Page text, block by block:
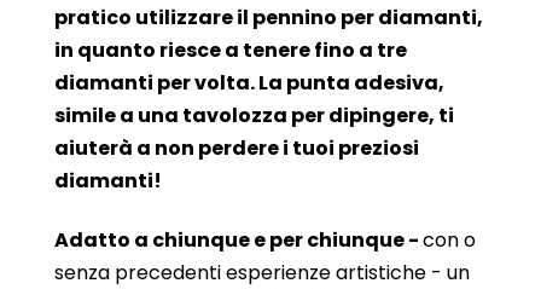
pratico utilizzare il pennino per diamanti,
in quanto riesce a tenere fino a tre
diamanti per volta. La punta adesiva,
simile a una tavolozza per dipingere, ti
aiuterà a non perdere i tuoi preziosi
diamanti!
Adatto a chiunque e per chiunque -con o
senza precedenti esperienze artistiche - un